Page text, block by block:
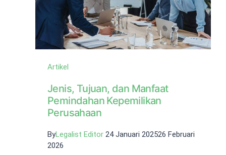
Bayarnya
Artikel
Jenis, Tujuan, dan Manfaat
Pemindahan Kepemilikan
Perusahaan
ByLegalist Editor 24 Januari 202526 Februari
2026